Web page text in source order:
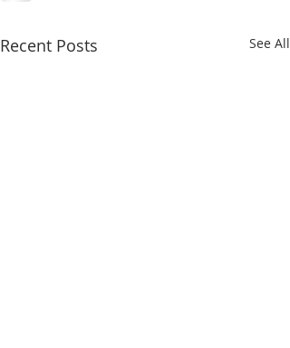
Recent Posts See All